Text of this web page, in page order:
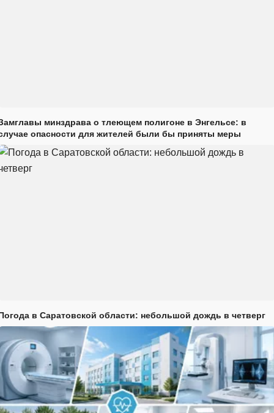
минздрава о тлеющем полигоне в Энгельсе: в
опасности для жителей были бы приняты меры
в Саратовской области: небольшой дождь в четверг